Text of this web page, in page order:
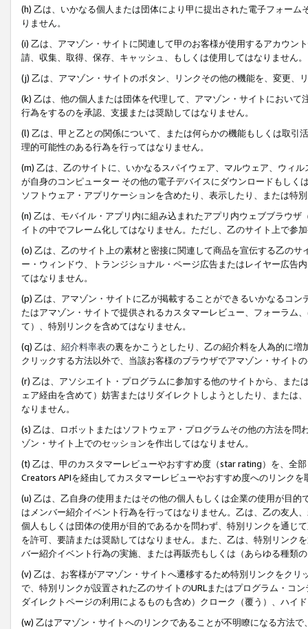
(h) 乙は、いかなる個人または団体により甲に提出された電子フォー
りません。
(i) 乙は、アマゾン・サイトに関連して甲のお客様が使用するアカウン
請、収集、取得、保存、キャッシュ、もしくは使用してはなりません。
(j) 乙は、アマゾン・サイトのボタン、リンクその他の機能を、変更、
(k) 乙は、他の個人または団体を代理して、アマゾン・サイトにおい
行為をするのを承認、支援または奨励してはなりません。
(l) 乙は、甲と乙との関係について、または何らかの機能もしくは取
理的可能性のある行為を行ってはなりません。
(m) 乙は、乙のサイトに、いかなるスパイウェア、マルウェア、ウィ
が自身のコンピューター その他の電子デバイスにダウンロードもし
ソフトウェア・アプリケーションを含めたり、表示したり、または特
(n) 乙は、モバイル・アプリ内に組み込まれたアプリ内ウェブブラウ
イトの中でフレーム化してはなりません。ただし、乙のサイト上で参
(o) 乙は、乙のサイト上の素材と密接に関連して商品を宣伝する乙の
ー・ウィンドウ、トランジショナル・ページ広告またはレイヤー広告
てはなりません。
(p) 乙は、アマゾン・サイトに乙が掲載することができるいかなるコ
たはアマゾン・サイトで提供されるカスタマーレビュー、フォーラム
て）、特別リンクを含めてはなりません。
(q) 乙は、 紹介料率表の裏をかこうとしたり、乙の紹介料を人為的に
クリックする方法以外で、当該お客様のブラウザでアマゾン・サイト
(r) 乙は、アソシエイト・プログラムに参加する他のサイトから、ま
ェア経由を含めて）妨害またはリダイレクトしようとしたり、または
なりません。
(s) 乙は、ロボットまたはソフトウェア・プログラムその他の方法を
ゾン・サイト上でのセッションを作出してはなりません。
(t) 乙は、甲のカスタマーレビューやおすすめ度（star rating）を、全
Creators APIを経由してカスタマーレビューやおすすめ度へのリンクを
(u) 乙は、乙自身の使用またはその他の個人もしくは企業の使用が目
はメンバー紹介イベント行為を行ってはなりません。乙は、乙の友人
個人もしくは団体の使用が目的であるかを問わず、特別リンクを通じ
を許可、要請または奨励してはなりません。また、乙は、特別リンク
バー紹介イベント行為の実施、または再販売もしくは（あらゆる種類
(v) 乙は、お客様がアマゾン・サイトへ遷移するため特別リンクをク
で、特別リンクが設置された乙のサイトのURLまたはプログラム・コ
ダイレクトページの利用によるものも含め）クローク（覆う）、ハイ
(w) 乙はアマゾン・サイトへのリンクであることが不明瞭になる方法